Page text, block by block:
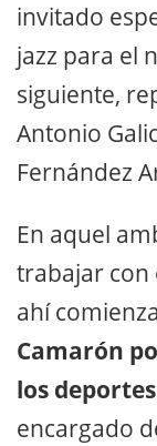
invitado
jazz para el
siguiente,
Antonio
Fernández
En aquel
trabajar con
ahí
Camarón
los deportes
encargado